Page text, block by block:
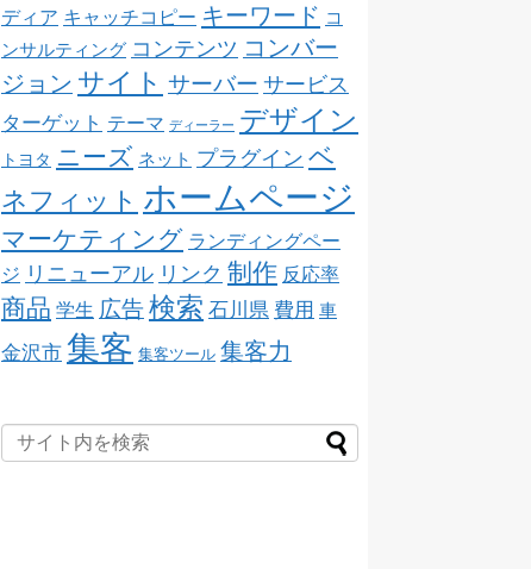
ディア キャッチコピー キーワード コ
ンサルティング コンテンツ コンバー
ジョン サイト サーバー サービス
ターゲット テーマ ディーラー デザイン
トヨタ ニーズ ネット プラグイン ベ
ネフィット ホームページ
マーケティング ランディングペー
ジ リニューアル リンク 制作 反応率
商品 学生 広告検索 石川県 費用 車
金沢市 集客 集客ツール 集客力